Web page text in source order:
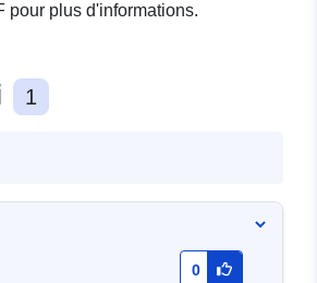
pour plus d'informations.
1
0